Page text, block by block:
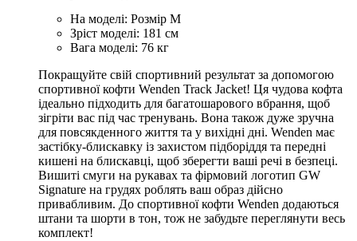
На моделі: Розмір M
Зріст моделі: 181 см
Вага моделі: 76 кг
Покращуйте свій спортивний результат за допомогою
спортивної кофти Wenden Track Jacket! Ця чудова кофта
ідеально підходить для багатошарового вбрання, щоб
зігріти вас під час тренувань. Вона також дуже зручна
для повсякденного життя та у вихідні дні. Wenden має
застібку-блискавку із захистом підборіддя та передні
кишені на блискавці, щоб зберегти ваші речі в безпеці.
Вишиті смуги на рукавах та фірмовий логотип GW
Signature на грудях роблять ваш образ дійсно
привабливим. До спортивної кофти Wenden додаються
штани та шорти в тон, тож не забудьте переглянути весь
комплект!